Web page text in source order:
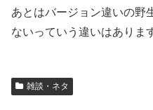
あとはバージョン違いの野
ないっていう違いはありま
雑談・ネタ